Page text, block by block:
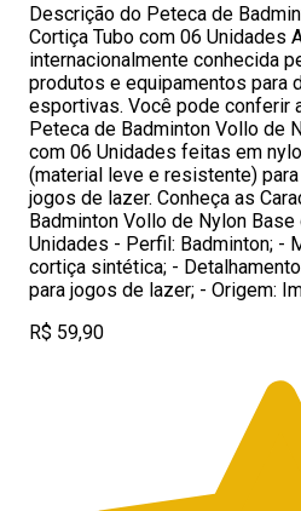
Descrição do Peteca de
Cortiça Tubo com 06 Unidades
internacionalmente conhecida
produtos e equipamentos para
esportivas. Você pode conferir
Peteca de Badminton Vollo de
com 06 Unidades feitas em
(material leve e resistente)
jogos de lazer. Conheça as
Badminton Vollo de Nylon
Unidades - Perfil: Badminton; -
cortiça sintética; -
para jogos de lazer; - Origem:
R$ 59,90